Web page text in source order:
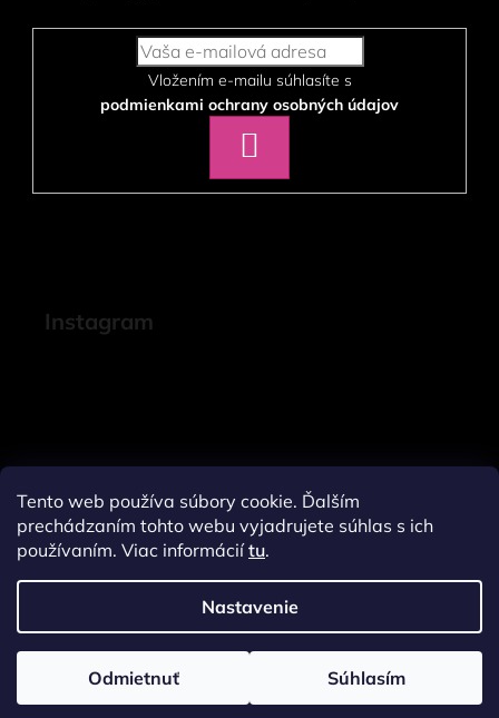
Tento web používa súbory cookie. Ďalším
prechádzaním tohto webu vyjadrujete súhlas s ich
používaním. Viac informáciítu.
Nastavenie
Odmietnuť Súhlasím
podmienkami ochrany osobných údajov
SA
Instagram
Vytvoril Shoptet
Adatelier
Copyright 2026Janeline.sk. Všetky práva vyhradené.